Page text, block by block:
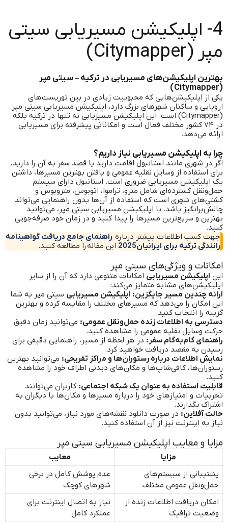
4- اپلیکیشن مسیریابی سیتی
مپر (Citymapper)
بهترین اپلیکیشن‌های مسیریابی در ترکیه – سیتی مپر
(Citymapper)
یکی از اپلیکیشن‌هایی که محبوبیت زیادی در بین توریست‌های
اروپایی و ساکنان شهرهای بزرگ دارد، اپلیکیشن مسیریابی سیتی مپر
(Citymapper) است. این اپلیکیشن مسیریابی نه تنها در ترکیه بلکه
در ۷۴ کشور مختلف فعال است و امکاناتی پیشرفته برای مسیریابی
ارائه می‌دهد.
چرا به اپلیکیشن مسیریابی نیاز داریم؟
اگر در شهری مانند استانبول اقامت دارید یا قصد سفر به آن را دارید،
برای استفاده از وسایل نقلیه عمومی و یافتن بهترین مسیرها، داشتن
یک اپلیکیشن مسیریابی ضروری است. استانبول دارای سیستم
حمل‌ونقل گسترده‌ای شامل مترو، تراموا، اتوبوس، متروبوس و
کشتی‌های شهری است که استفاده از آن‌ها بدون راهنمایی می‌تواند
چالش‌برانگیز باشد. با اپلیکیشن مسیریابی سیتی مپر، می‌توانید
بهترین و سریع‌ترین مسیرها را پیدا کنید و در زمان خود صرفه‌جویی
کنید.
جهت کسب اطلاعات بیشتر درباره راهنمای جامع دریافت گواهینامه
رانندگی ترکیه برای ایرانیان2025
ابن مقاله را مطالعه کنید.
امکانات و ویژگی‌های سیتی مپر
این اپلیکیشن مسیریابی امکانات متنوعی دارد که آن را از سایر
اپلیکیشن‌های مشابه متمایز می‌کند:
ارائه چندین مسیر جایگزین: اپلیکیشن مسیریابی سیتی مپر به شما
این امکان را می‌دهد که مسیرهای مختلف را مقایسه کرده و بهترین
گزینه را انتخاب کنید.
دسترسی به اطلاعات زنده حمل‌ونقل عمومی: می‌توانید زمان دقیق
حرکت وسایل نقلیه عمومی را مشاهده کنید.
راهنمای گام‌به‌گام سفر: در هر لحظه از مسیر، راهنمایی دقیقی برای
رسیدن به مقصد دریافت خواهید کرد.
نمایش اطلاعات درباره رستوران‌ها و مراکز تفریحی: می‌توانید بهترین
رستوران‌ها، کافی‌شاپ‌ها و مکان‌های دیدنی اطراف خود را مشاهده
کنید.
قابلیت استفاده به عنوان یک شبکه اجتماعی: کاربران می‌توانند
تجربیات و امتیازهای خود را درباره مسیرها و مکان‌ها با دیگران به
اشتراک بگذارند.
حالت آفلاین: در صورت دانلود نقشه‌های مورد نیاز، می‌توانید بدون
نیاز به اینترنت نیز از آن استفاده کنید.
مزایا و معایب اپلیکیشن مسیریابی سیتی مپر
مزایا
معایب
پشتیبانی از سیستم‌های
حمل‌ونقل عمومی مختلف
عدم پوشش کامل در برخی
شهرهای کوچک
امکان دریافت اطلاعات زنده از
وضعیت ترافیک
نیاز به اتصال اینترنت برای
عملکرد کامل